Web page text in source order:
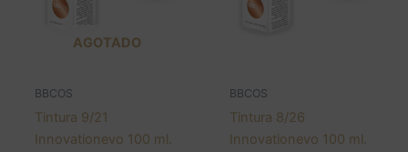
AGOTADO
BBCOS
Tintura 9/21
Innovationevo 100 ml.
BBCOS
Tintura 8/26
Innovationevo 100 ml.